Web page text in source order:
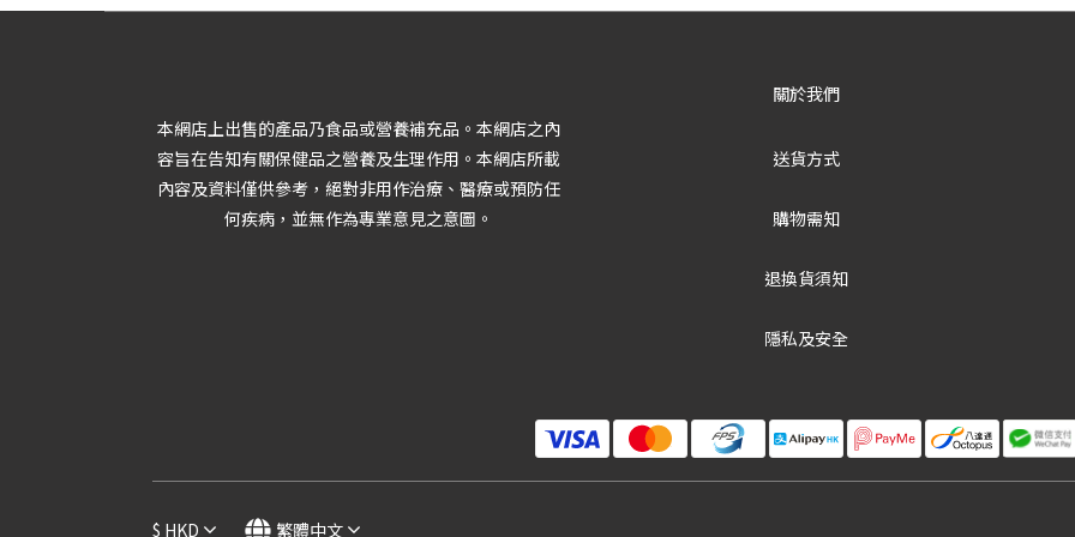
本網店上出售的產品乃食品或營養補充品。本網店之內
容旨在告知有關保健品之營養及生理作用。本網店所載
內容及資料僅供參考，絕對非用作治療、醫療或預防任
何疾病，並無作為專業意見之意圖。
關於我們
送貨方式
購物需知
退換貨須知
隱私及安全
$ HKD 繁體中文